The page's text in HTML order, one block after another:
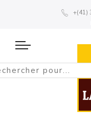
+(41)